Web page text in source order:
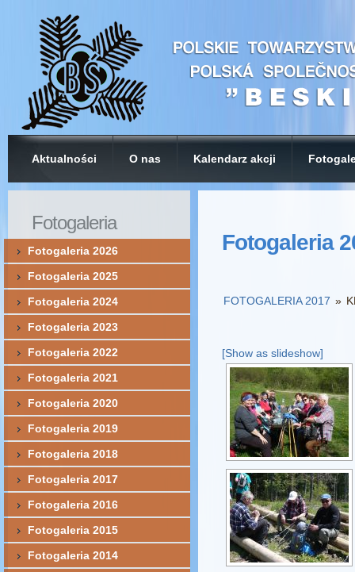
Aktualności O nas Kalendarz akcji
Fotogaleria
FOTOGALERIA 2017 »
[Show as slideshow]
Fotogaleria
Fotogaleria 2026
Fotogaleria 2025
Fotogaleria 2024
Fotogaleria 2023
Fotogaleria 2022
Fotogaleria 2021
Fotogaleria 2020
Fotogaleria 2019
Fotogaleria 2018
Fotogaleria 2017
Fotogaleria 2016
Fotogaleria 2015
Fotogaleria 2014